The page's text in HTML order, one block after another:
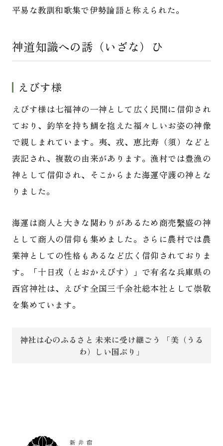
平易な教訓和歌集で伊勢論語と称えられた。
神道知識への誘（いざな）ひ
えびす様
えびす様は七福神の一神として広く民間に信仰され
ており、釣竿を持ち鯛を抱えた福々しいお姿の神像
で親しまれています。夷、戎、恵比寿（須）などと
表記され、複数の由来があります。漁村では豊漁の
神として信仰され、そこからまた海運守護の神とな
りました。
海運は商人と大きな関わりがあるため商売繫盛の神
として商人の信仰も集めました。さらに農村では農
業神としての性格もあるなど広く信仰されておりま
す。「十日戎（とおかえびす）」で有名な兵庫県の
西宮神社は、えびす全国三千余社総本社として崇敬
を集めています。
神社は心のふるさと 未来に受け継ごう 「美（うる
わ）しい国ぶり」